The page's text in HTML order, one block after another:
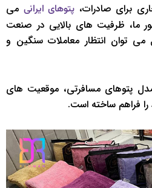
برای صادرات، پتوهای ایرانی می
ما، ظرفیت های بالایی در صنعت
توان انتظار معاملات سنگین و
مدل پتوهای مسافرتی، موقعیت های
فراهم ساخته است.